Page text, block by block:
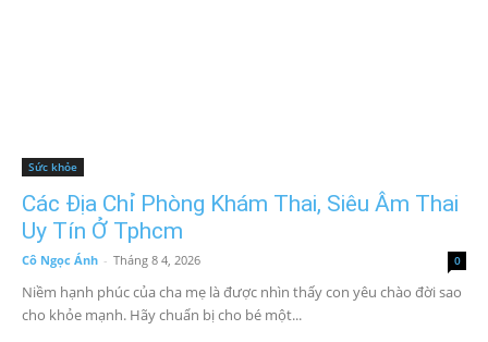
Sức khỏe
Các Địa Chỉ Phòng Khám Thai, Siêu Âm Thai
Uy Tín Ở Tphcm
Cô Ngọc Ánh - Tháng 8 4, 2026 0
Niềm hạnh phúc của cha mẹ là được nhìn thấy con yêu chào đời sao
cho khỏe mạnh. Hãy chuẩn bị cho bé một...